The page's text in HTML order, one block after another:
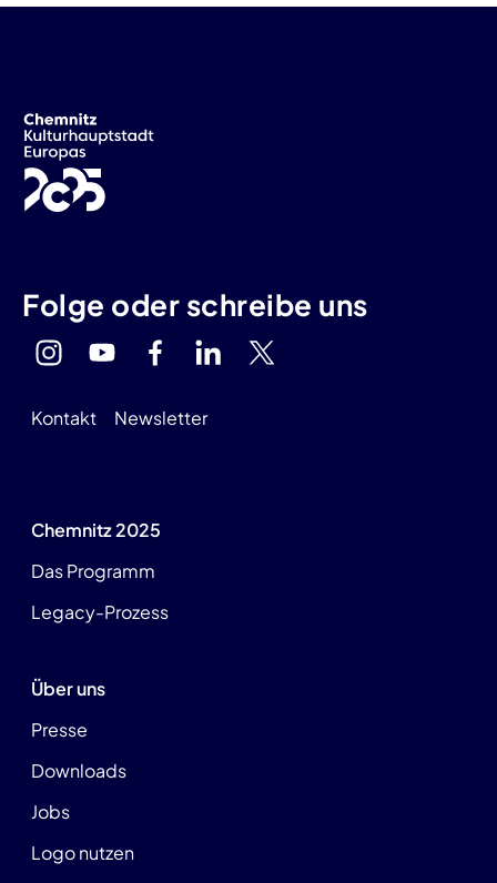
Folge oder schreibe uns
Kontakt Newsletter
Chemnitz 2025
Das Programm
Legacy-Prozess
Über uns
Presse
Downloads
Jobs
Logo nutzen